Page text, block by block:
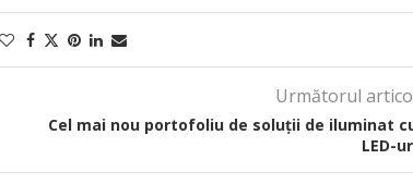
Următorul
Cel mai nou portofoliu de soluții de iluminat
LED-